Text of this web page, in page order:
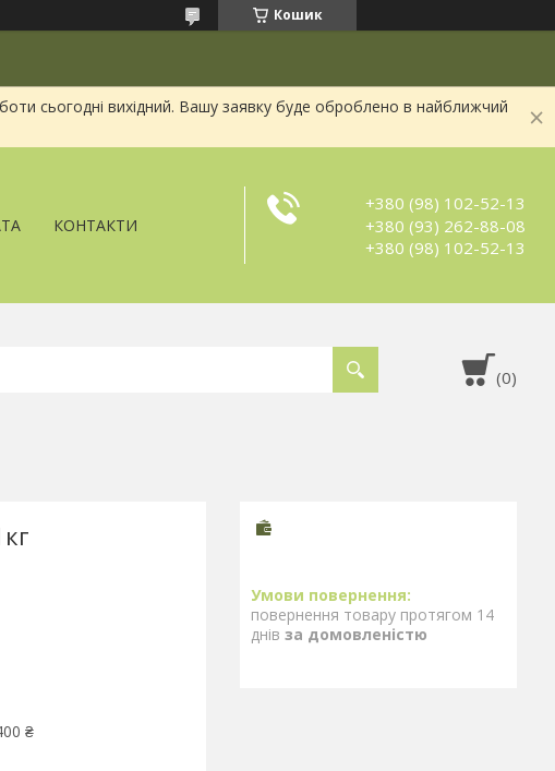
Кошик
сьогодні вихідний. Вашу заявку буде оброблено в найближчий
КОНТАКТИ
+380 (98) 102-52-13
+380 (93) 262-88-08
+380 (98) 102-52-13
₴
повернення товару протягом 14
днів за домовленістю